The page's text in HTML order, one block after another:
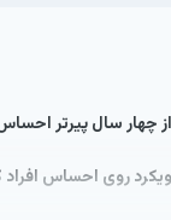
سال پیرتر
بمانند. هرچند که تأثیر این